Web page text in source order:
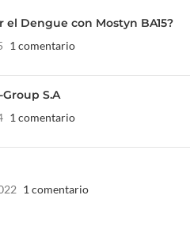
el Dengue con Mostyn BA15?
1 comentario
S.A
1 comentario
1 comentario